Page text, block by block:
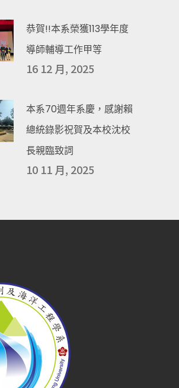
恭賀!!本系榮獲113學年度
導師輔導工作甲等
16 12 月, 2025
本系70週年系慶，感謝賴
總統錄影祝賀及本校沈校
長親臨致詞
10 11 月, 2025